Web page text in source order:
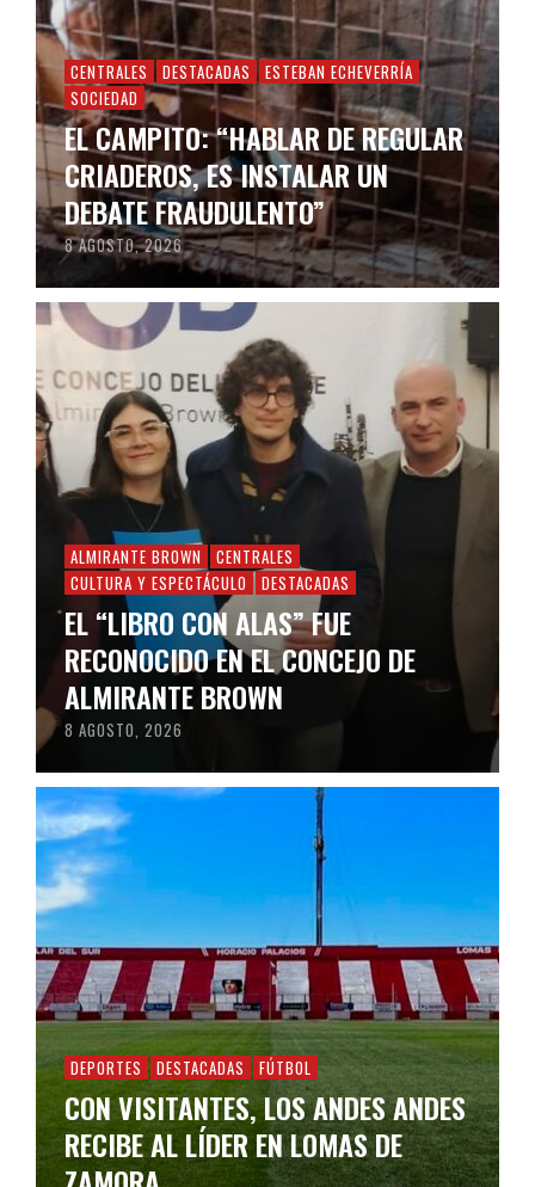
CENTRALES DESTACADAS
ESTEBAN ECHEVERRÍA
SOCIEDAD
EL CAMPITO: “HABLAR DE REGULAR
CRIADEROS, ES INSTALAR UN
DEBATE FRAUDULENTO”
8 AGOSTO, 2026
ALMIRANTE BROWN
CENTRALES
CULTURA Y ESPECTÁCULO
DESTACADAS
EL “LIBRO CON ALAS” FUE
RECONOCIDO EN EL CONCEJO DE
ALMIRANTE BROWN
8 AGOSTO, 2026
DEPORTES DESTACADAS FÚTBOL
CON VISITANTES, LOS ANDES ANDES
RECIBE AL LÍDER EN LOMAS DE